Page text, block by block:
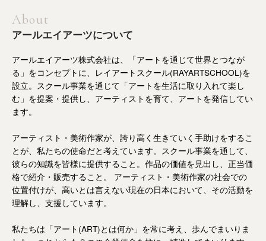
About
アールエイアーツについて
アールエイアーツ株式会社は、「アートを通じて世界とつなが
る」をコンセプトに、レイアートスクール(RAYARTSCHOOL)を
設立。スクール事業を通じて「アートを生活に取り入れて楽し
む」を提案・提供し、アーティストを育て、アートを発信してい
ます。
アーティスト・美術作家が、誇り高く生きていく手助けをするこ
とが、私たちの使命だと考えています。スクール事業を通して、
彼らの知識を皆様に提供すること。作品の価値を見出し、正当価
格で紹介・販売すること。 アーティスト・美術作家の社会での
位置付けが、高いとは言えない現在の日本において、その活動を
理解し、支援しています。
私たちは「アート(ART)とは何か」を常に考え、歩んでまいりま